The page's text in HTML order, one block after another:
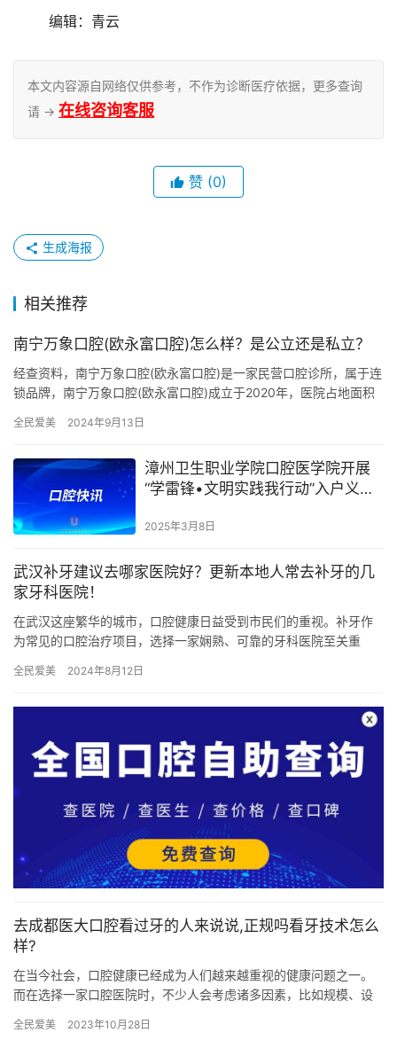
	编辑：青云
本文内容源自网络仅供参考，不作为诊断医疗依据，更多查询
请 → 在线咨询客服
赞 (0)
生成海报
相关推荐
南宁万象口腔(欧永富口腔)怎么样？是公立还是私立？
经查资料，南宁万象口腔(欧永富口腔)是一家民营口腔诊所，属于连
锁品牌，南宁万象口腔(欧永富口腔)成立于2020年，医院占地面积
全民爱美 2024年9月13日
漳州卫生职业学院口腔医学院开展
“学雷锋•文明实践我行动”入户义诊
2025年3月8日
武汉补牙建议去哪家医院好？更新本地人常去补牙的几
家牙科医院！
在武汉这座繁华的城市，口腔健康日益受到市民们的重视。补牙作
为常见的口腔治疗项目，选择一家娴熟、可靠的牙科医院至关重
爱口腔、…
全民爱美 2024年8月12日
去成都医大口腔看过牙的人来说说,正规吗看牙技术怎么
样?
在当今社会，口腔健康已经成为人们越来越重视的健康问题之一。
而在选择一家口腔医院时，不少人会考虑诸多因素，比如规模、设
都医大…
全民爱美 2023年10月28日